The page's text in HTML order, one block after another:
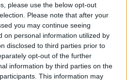
please use the below opt-out
Please note that after your
you may continue seeing
on personal information utilized by
disclosed to third parties prior to
opt-out of the further
information by third parties on the
This information may
Επόμενη
Sportday